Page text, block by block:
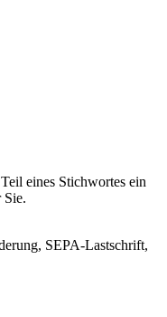
eines Stichwortes ein
Sie.
SEPA-Lastschrift,